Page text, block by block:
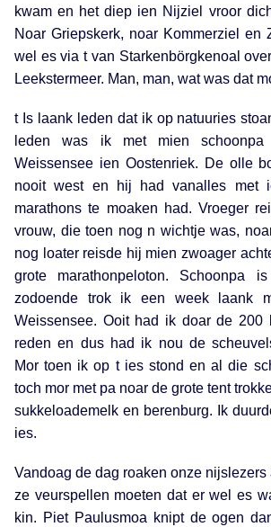
kwam en het diep ien Nijziel vroor
Noar Griepskerk, noar Kommerziel en
wel es via t van Starkenbörgkenoal
Leekstermeer. Man, man, wat was dat
t Is laank leden dat ik op natuuries
leden was ik met mien
Weissensee ien Oostenriek. De olle
nooit west en hij had vanalles met
marathons te moaken had. Vroeger
vrouw, die toen nog n wichtje was,
nog loater reisde hij mien zwoager
grote marathonpeloton. Schoonpa
zodoende trok ik een week laank
Weissensee. Ooit had ik doar de 200
reden en dus had ik nou de
Mor toen ik op t ies stond en al die
toch mor met pa noar de grote tent
sukkeloademelk en berenburg. Ik
ies.
Vandoag de dag roaken onze
ze veurspellen moeten dat er wel es
kin. Piet Paulusmoa knipt de ogen